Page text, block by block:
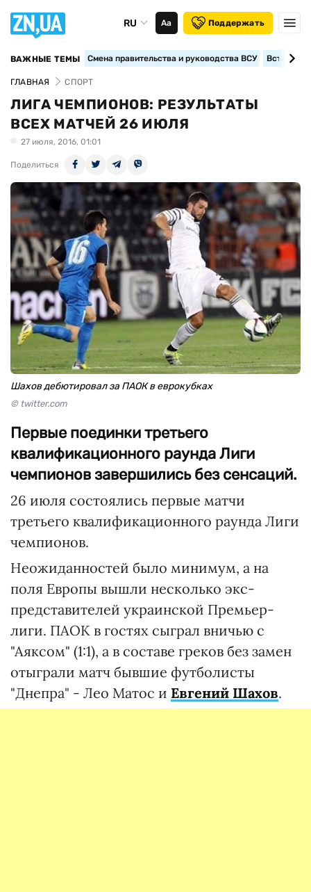
RU Аа Поддержать
ВАЖНЫЕ ТЕМЫ Смена правительства и руководства ВСУ
ГЛАВНАЯ СПОРТ
ЛИГА ЧЕМПИОНОВ: РЕЗУЛЬТАТЫ
ВСЕХ МАТЧЕЙ 26 ИЮЛЯ
27 июля, 2016, 01:01
Поделиться
Шахов дебютировал за ПАОК в еврокубках
© twitter.com
Первые поединки третьего
квалификационного раунда Лиги
чемпионов завершились без сенсаций.
26 июля состоялись первые матчи
третьего квалификационного раунда Лиги
чемпионов.
Неожиданностей было минимум, а на
поля Европы вышли несколько экс-
представителей украинской Премьер-
лиги. ПАОК в гостях сыграл вничью с
"Аяксом" (1:1), а в составе греков без замен
отыграли матч бывшие футболисты
"Днепра" - Лео Матос и Евгений Шахов.